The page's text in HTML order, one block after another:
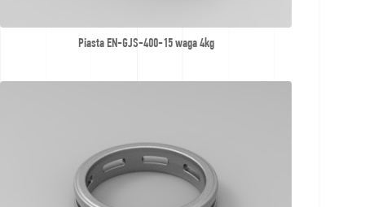
Piasta EN-GJS-400-15 waga 4kg